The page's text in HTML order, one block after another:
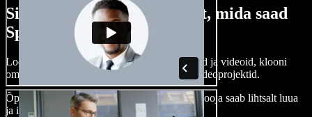
Siin on vaid väike osa sellest, mida saad
Speechify Studioga teha.
Loo voice-over’eid, kasuta tasuta pilte, helisid ja videoid, klooni
oma häält ja pane kokku terviklikud audio-videoprojektid.
Õppimiskõver puudub, kõik töötab veebis – looja saab lihtsalt luua
ja ideed kiiresti ellu viia.